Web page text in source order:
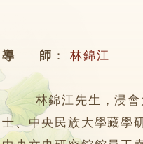
導 師 ： 林錦江
林錦江先生，浸會大
士、中央民族大學藏學